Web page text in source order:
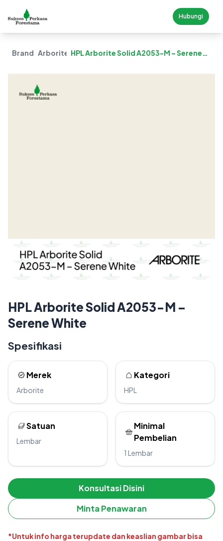
Hubungi
Brand Arborite HPL Arborite Solid A2053-M – Serene
HPL Arborite Solid A2053-M –
Serene White
Spesifikasi
Merek
Arborite
Kategori
HPL
Satuan
Lembar
Minimal
Pembelian
1 Lembar
Konsultasi Disini
Minta Penawaran
*Untuk info harga terupdate dan keaslian gambar bisa